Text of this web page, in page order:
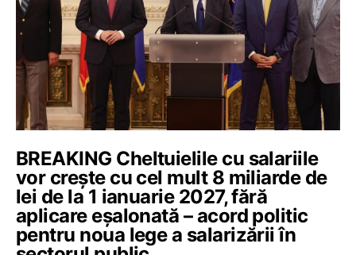
BREAKING Cheltuielile cu salariile
vor crește cu cel mult 8 miliarde de
lei de la 1 ianuarie 2027, fără
aplicare eșalonată – acord politic
pentru noua lege a salarizării în